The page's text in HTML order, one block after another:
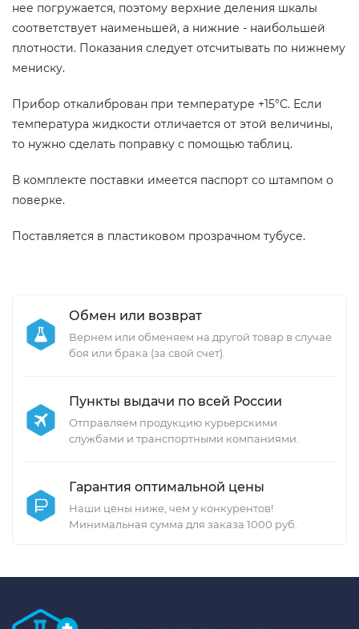
нее погружается, поэтому верхние деления шкалы
соответствует наименьшей, а нижние - наибольшей
плотности. Показания следует отсчитывать по нижнему
мениску.
Прибор откалиброван при температуре +15°С. Если
температура жидкости отличается от этой величины,
то нужно сделать поправку с помощью таблиц.
В комплекте поставки имеется паспорт со штампом о
поверке.
Поставляется в пластиковом прозрачном тубусе.
Обмен или возврат
Вернем или обменяем на другой товар в случае
боя или брака (за свой счет).
Пункты выдачи по всей России
Отправляем продукцию курьерскими
службами и транспортными компаниями.
Гарантия оптимальной цены
Наши цены ниже, чем у конкурентов!
Минимальная сумма для заказа 1000 руб.